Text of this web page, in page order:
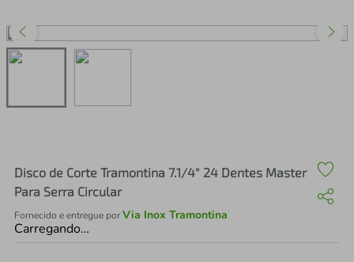
Disco de Corte Tramontina 7.1/4" 24 Dentes Master
Para Serra Circular
Fornecido e entregue porVia Inox Tramontina
Carregando…
3º perfume